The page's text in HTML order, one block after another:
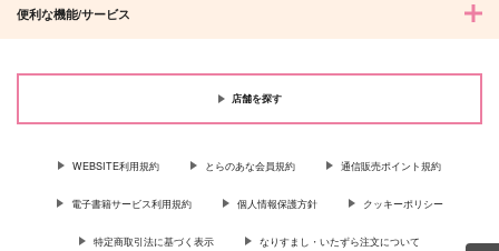
990円（税込）
10musuB
1,100円（税込）
大般若長光
今宵
大般若長光
便利な機能/サービス
店舗を探す
WEBSITE利用規約 とらのあな会員規約 通信販売ポイント規約
電子書籍サービス利用規約 個人情報保護方針 クッキーポリシー
特定商取引法に基づく表示 なりすまし・いたずら注文について